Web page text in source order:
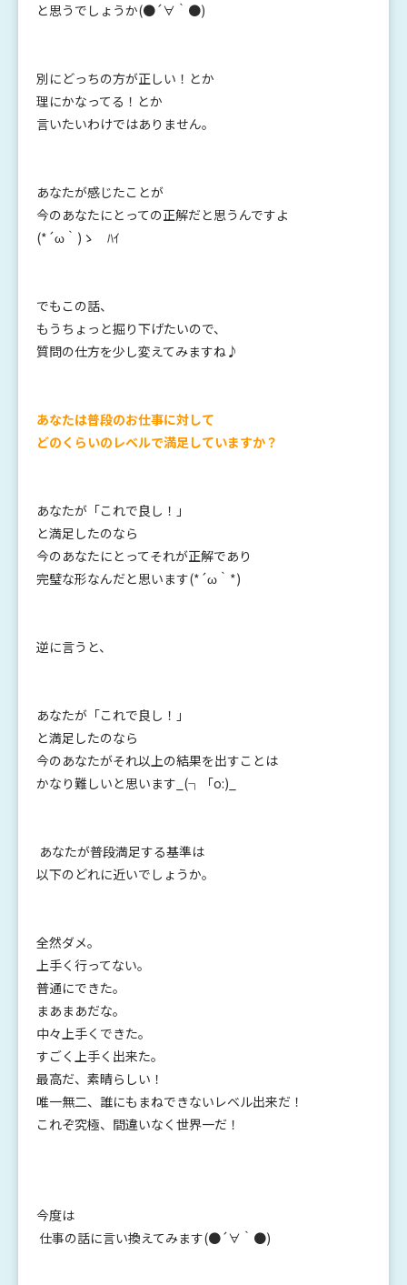
と思うでしょうか(●´∀｀●)
別にどっちの方が正しい！とか
理にかなってる！とか
言いたいわけではありません。
あなたが感じたことが
今のあなたにとっての正解だと思うんですよ
(*´ω｀)ゝ ﾊｲ
でもこの話、
もうちょっと掘り下げたいので、
質問の仕方を少し変えてみますね♪
あなたは普段のお仕事に対して
どのくらいのレベルで満足していますか？
あなたが「これで良し！」
と満足したのなら
今のあなたにとってそれが正解であり
完璧な形なんだと思います(*´ω｀*)
逆に言うと、
あなたが「これで良し！」
と満足したのなら
今のあなたがそれ以上の結果を出すことは
かなり難しいと思います_(┐「o:)_
あなたが普段満足する基準は
以下のどれに近いでしょうか。
全然ダメ。
上手く行ってない。
普通にできた。
まあまあだな。
中々上手くできた。
すごく上手く出来た。
最高だ、素晴らしい！
唯一無二、誰にもまねできないレベル出来だ！
これぞ究極、間違いなく世界一だ！
今度は
仕事の話に言い換えてみます(●´∀｀●)